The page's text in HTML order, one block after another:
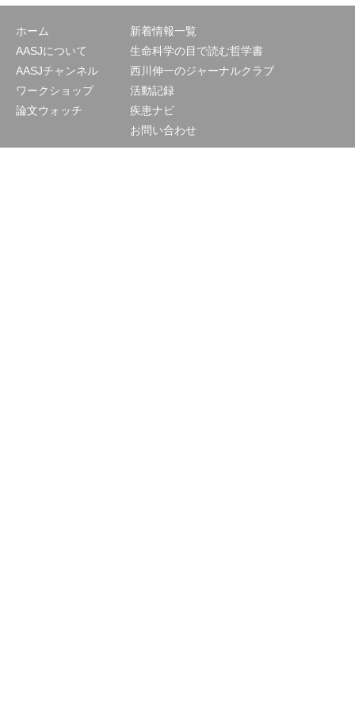
ホーム
AASJについて
AASJチャンネル
ワークショップ
論文ウォッチ
新着情報一覧
生命科学の目で読む哲学書
西川伸一のジャーナルクラブ
活動記録
疾患ナビ
お問い合わせ